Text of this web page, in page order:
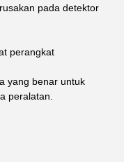
pada detektor
perangkat
yang benar untuk
peralatan.